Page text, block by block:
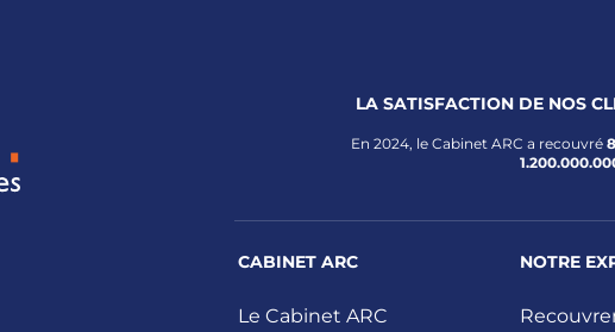
LA SATISFACTION DE NOS
En 2024, le Cabinet ARC a recouvré
CABINET ARC
Le Cabinet ARC
NOTRE